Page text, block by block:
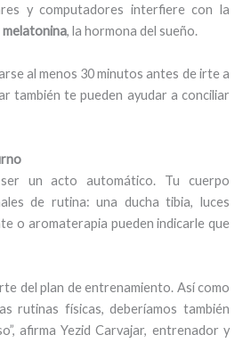
y computadores interfiere con la
melatonina, la hormona del sueño.
al menos 30 minutos antes de irte a
también te pueden ayudar a conciliar
un acto automático. Tu cuerpo
de rutina: una ducha tibia, luces
o aromaterapia pueden indicarle que
del plan de entrenamiento. Así como
rutinas físicas, deberíamos también
afirma Yezid Carvajar, entrenador y